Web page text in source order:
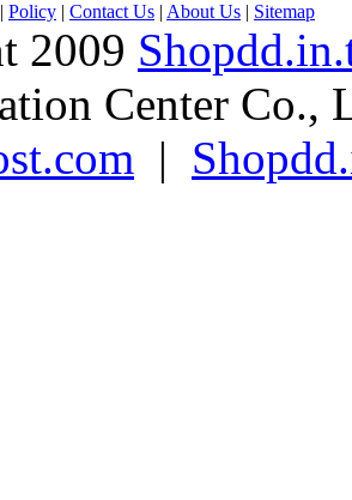
| Policy | Contact Us | About Us | Sitemap
2009
Center Co.,
|